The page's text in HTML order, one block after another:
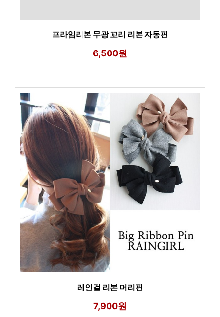
프라임리본 무광 꼬리 리본 자동핀
6,500원
레인걸 리본 머리핀
7,900원